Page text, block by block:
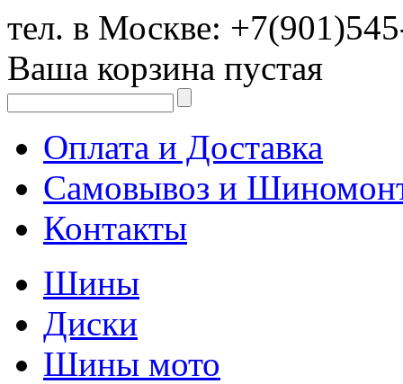
тел. в Москве:
Ваша корзина пустая
Оплата и Доставка
Самовывоз и
Контакты
Шины
Диски
Шины мото